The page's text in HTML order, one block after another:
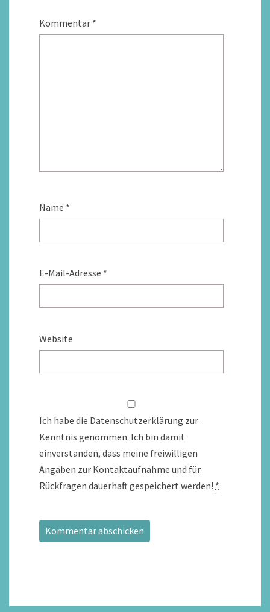
Kommentar *
Name *
E-Mail-Adresse *
Website
Ich habe die Datenschutzerklärung zur
Kenntnis genommen. Ich bin damit
einverstanden, dass meine freiwilligen
Angaben zur Kontaktaufnahme und für
Rückfragen dauerhaft gespeichert werden! *